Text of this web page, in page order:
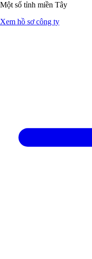
Một số tỉnh miền Tây
Xem hồ sơ công ty